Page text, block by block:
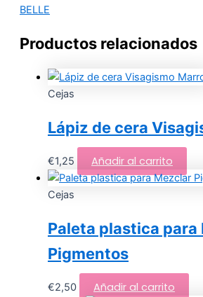
BELLE
Productos relacionados
Cejas
Lápiz de cera
€1,25 Añadir al carrito
Cejas
Paleta plastica para
Pigmentos
€2,50 Añadir al carrito